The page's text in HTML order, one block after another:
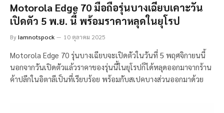
Motorola Edge 70 มือถือรุ่นบางเฉียบเคาะวัน
เปิดตัว 5 พ.ย. นี้ พร้อมราคาหลุดในยุโรป
ByIamnotspock 10 ตุลาคม 2025
Motorola Edge 70 รุ่นบางเฉียบจะเปิดตัวในวันที่ 5 พฤศจิกายนนี้
นอกจากวันเปิดตัวแล้วราคาของรุ่นนี้ในยุโรปก็ได้หลุดออกมาจากร้าน
ค้าปลีกในอิตาลีเป็นที่เรียบร้อย พร้อมกับสเปคบางส่วนออกมาด้วย